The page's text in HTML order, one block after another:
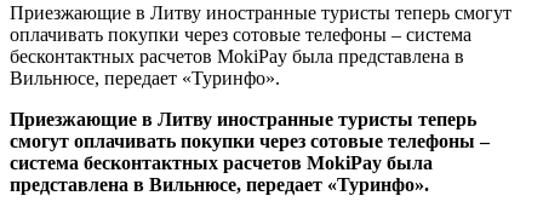
Приезжающие в Литву иностранные туристы теперь смогут
оплачивать покупки через сотовые телефоны – система
бесконтактных расчетов MokiPay была представлена в
Вильнюсе, передает «Туринфо».
Приезжающие в Литву иностранные туристы теперь
смогут оплачивать покупки через сотовые телефоны –
система бесконтактных расчетов MokiPay была
представлена в Вильнюсе, передает «Туринфо».